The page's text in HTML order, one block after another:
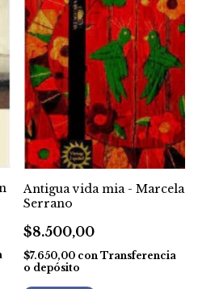
Antigua vida mia - Marcela
Serrano
$8.500,00
$7.650,00 con Transferencia
o depósito